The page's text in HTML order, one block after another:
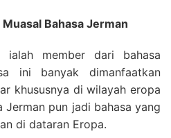
Bahasa Jerman
ialah member dari bahasa
ini banyak dimanfaatkan
khususnya di wilayah eropa
Jerman pun jadi bahasa yang
di dataran Eropa.